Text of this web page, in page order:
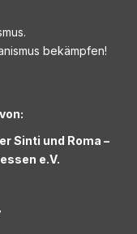
bekämpfen!
Sinti und Roma –
e.V.